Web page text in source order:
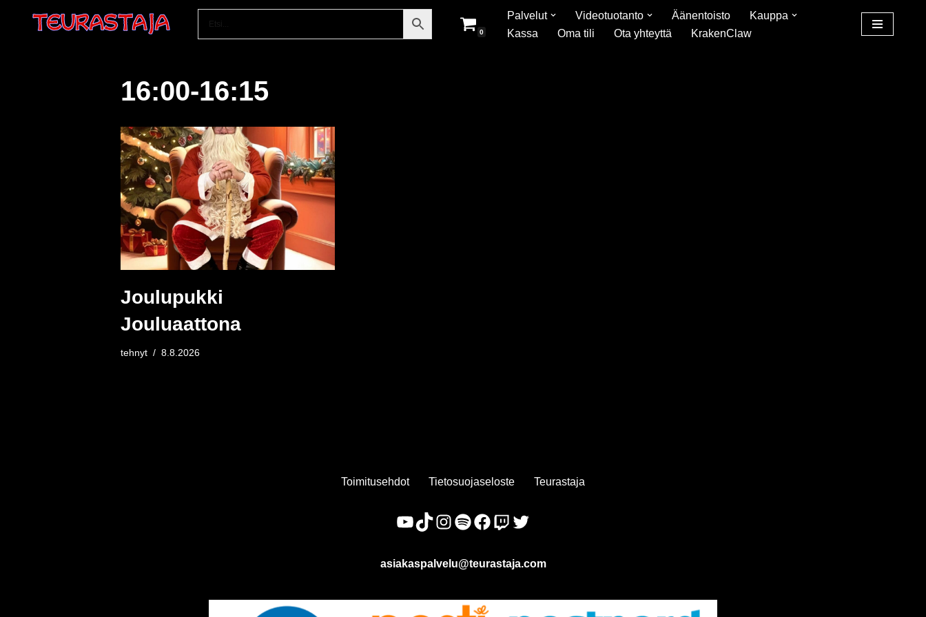
0
Palvelut Videotuotanto Äänentoisto
Kauppa
Kassa
Oma tili Ota yhteyttä KrakenClaw
16:00-16:15
Joulupukki
Jouluaattona
tehnyt 8.8.2026
Toimitusehdot Tietosuojaseloste Teurastaja
asiakaspalvelu@teurastaja.com